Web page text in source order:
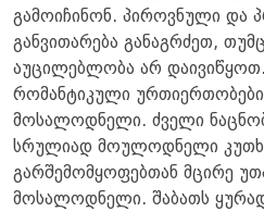
გამოიჩინონ. პიროვნული და
განვითარება განაგრძეთ,
აუცილებლობა არ
რომანტიკული
მოსალოდნელი. ძველი
სრულიად მოულოდნელი
გარშემომყოფებთან მცირე
მოსალოდნელი. შაბათს